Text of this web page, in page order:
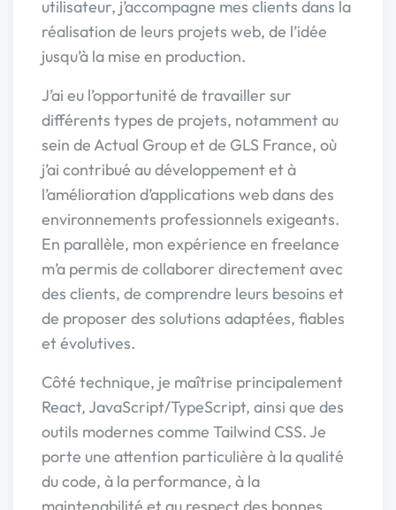
utilisateur, j’accompagne mes clients dans la
réalisation de leurs projets web, de l’idée
jusqu’à la mise en production.
J’ai eu l’opportunité de travailler sur
différents types de projets, notamment au
sein de Actual Group et de GLS France, où
j’ai contribué au développement et à
l’amélioration d’applications web dans des
environnements professionnels exigeants.
En parallèle, mon expérience en freelance
m’a permis de collaborer directement avec
des clients, de comprendre leurs besoins et
de proposer des solutions adaptées, fiables
et évolutives.
Côté technique, je maîtrise principalement
React, JavaScript/TypeScript, ainsi que des
outils modernes comme Tailwind CSS. Je
porte une attention particulière à la qualité
du code, à la performance, à la